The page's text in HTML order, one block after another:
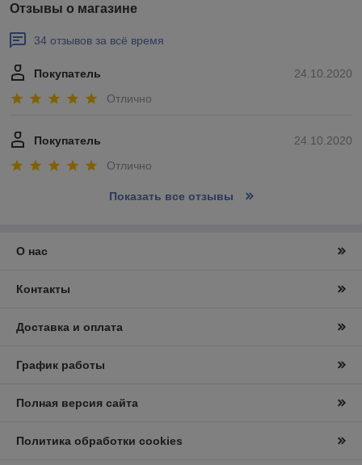
Отзывы о магазине
34 отзывов за всё время
24.10.2020
Покупатель
Отлично
24.10.2020
Покупатель
Отлично
Показать все отзывы
О нас
Контакты
Доставка и оплата
График работы
Полная версия сайта
Политика обработки cookies